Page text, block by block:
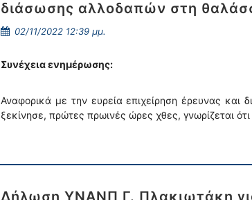
διάσωσης αλλοδαπών στη
02/11/2022 12:39 μμ.
Συνέχεια ενημέρωσης:
Αναφορικά με την ευρεία επιχείρηση έρευνας
ξεκίνησε, πρώτες πρωινές ώρες χθες, γνωρίζεται
Δήλωση ΥΝΑΝΠ Γ. Πλακιωτάκη